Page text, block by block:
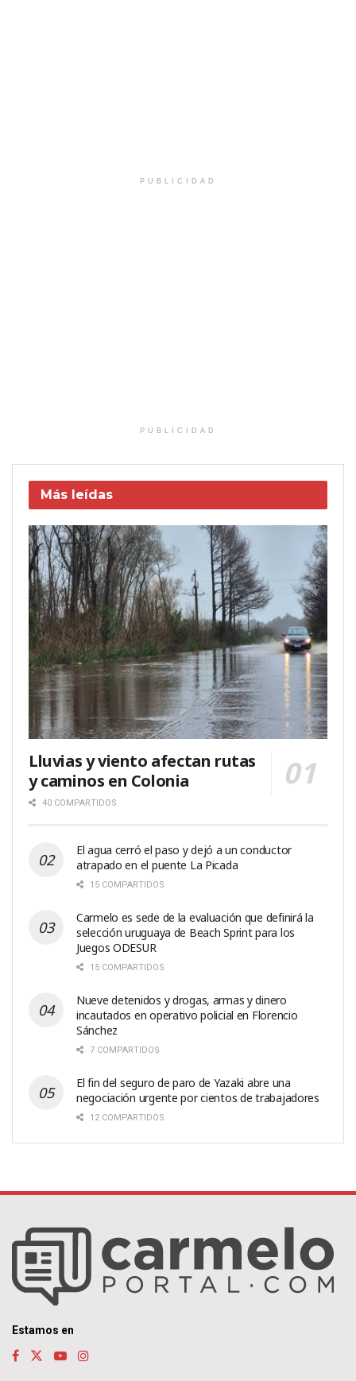
PUBLICIDAD
PUBLICIDAD
Más leídas
Lluvias y viento afectan rutas
y caminos en Colonia
40 COMPARTIDOS
El agua cerró el paso y dejó a un conductor
atrapado en el puente La Picada
15 COMPARTIDOS
Carmelo es sede de la evaluación que definirá la
selección uruguaya de Beach Sprint para los
Juegos ODESUR
15 COMPARTIDOS
Nueve detenidos y drogas, armas y dinero
incautados en operativo policial en Florencio
Sánchez
7 COMPARTIDOS
El fin del seguro de paro de Yazaki abre una
negociación urgente por cientos de trabajadores
12 COMPARTIDOS
Estamos en